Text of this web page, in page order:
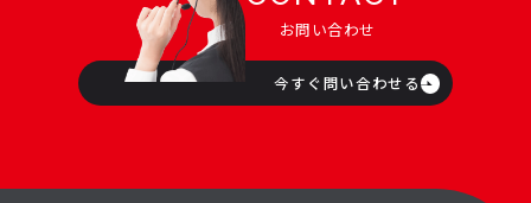
お問い合わせ
今すぐ問い合わせる